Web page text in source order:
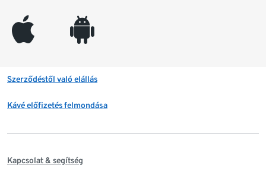
appleinc android
Szerződéstől való elállás
Kávé előfizetés felmondása
Kapcsolat & segítség